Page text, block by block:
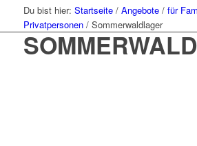
Du bist hier: Startseite / Angebote / für
Privatpersonen / Sommerwaldlager